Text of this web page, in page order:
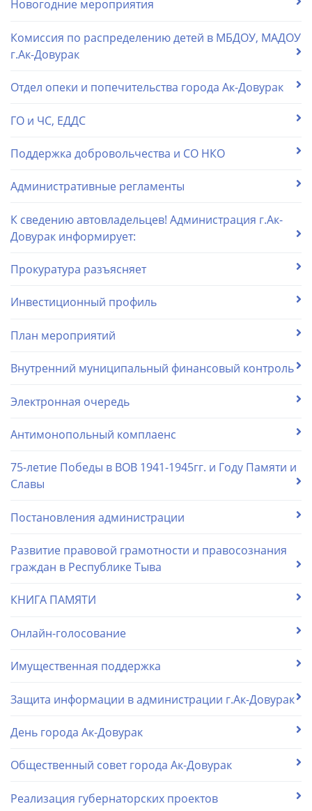
Новогодние мероприятия
Комиссия по распределению детей в МБДОУ, МАДОУ
г.Ак-Довурак
Отдел опеки и попечительства города Ак-Довурак
ГО и ЧС, ЕДДС
Поддержка добровольчества и СО НКО
Административные регламенты
К сведению автовладельцев! Администрация г.Ак-
Довурак информирует:
Прокуратура разъясняет
Инвестиционный профиль
План мероприятий
Внутренний муниципальный финансовый контроль
Электронная очередь
Антимонопольный комплаенс
75-летие Победы в ВОВ 1941-1945гг. и Году Памяти и
Славы
Постановления администрации
Развитие правовой грамотности и правосознания
граждан в Республике Тыва
КНИГА ПАМЯТИ
Онлайн-голосование
Имущественная поддержка
Защита информации в администрации г.Ак-Довурак
День города Ак-Довурак
Общественный совет города Ак-Довурак
Реализация губернаторских проектов